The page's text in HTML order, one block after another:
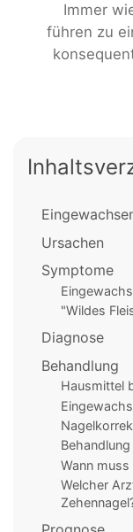
Immer
führen zu
Ursachen
Symptome
"Wildes
Diagnose
Behandlung
Hausmittel
Wann
Welcher